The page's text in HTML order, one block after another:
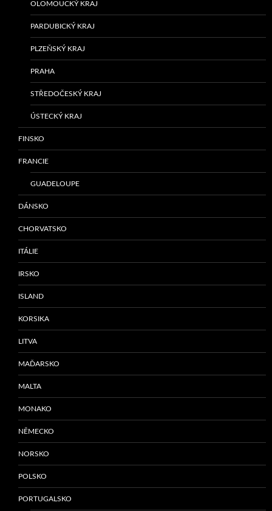
OLOMOUCKÝ KRAJ
PARDUBICKÝ KRAJ
PLZEŇSKÝ KRAJ
PRAHA
STŘEDOČESKÝ KRAJ
ÚSTECKÝ KRAJ
FINSKO
FRANCIE
GUADELOUPE
DÁNSKO
CHORVATSKO
ITÁLIE
IRSKO
ISLAND
KORSIKA
LITVA
MAĎARSKO
MALTA
MONAKO
NĚMECKO
NORSKO
POLSKO
PORTUGALSKO